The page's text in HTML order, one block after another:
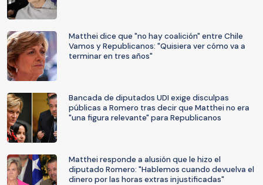
Matthei dice que "no hay coalición" entre Chile
Vamos y Republicanos: "Quisiera ver cómo va a
terminar en tres años"
Bancada de diputados UDI exige disculpas
públicas a Romero tras decir que Matthei no era
"una figura relevante" para Republicanos
Matthei responde a alusión que le hizo el
diputado Romero: "Hablemos cuando devuelva el
dinero por las horas extras injustificadas"